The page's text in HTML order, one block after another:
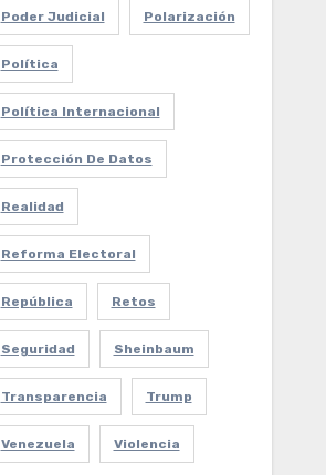
Poder Judicial Polarización
Política
Política Internacional
Protección De Datos
Realidad
Reforma Electoral
República Retos
Seguridad Sheinbaum
Transparencia Trump
Venezuela Violencia